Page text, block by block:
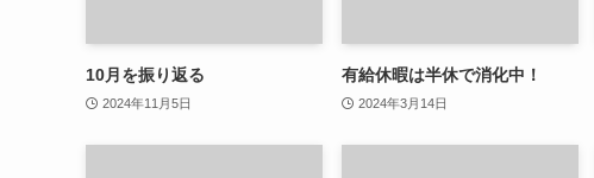
10月を振り返る
2024年11月5日
有給休暇は半休で消化中！
2024年3月14日